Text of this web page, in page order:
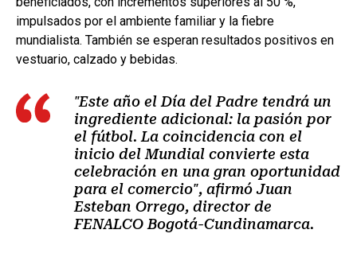
impulsados por el ambiente familiar y la fiebre
mundialista. También se esperan resultados positivos en
vestuario, calzado y bebidas.
"Este año el Día del Padre tendrá un
ingrediente adicional: la pasión por
el fútbol. La coincidencia con el
inicio del Mundial convierte esta
celebración en una gran oportunidad
para el comercio", afirmó Juan
Esteban Orrego, director de
FENALCO Bogotá-Cundinamarca.